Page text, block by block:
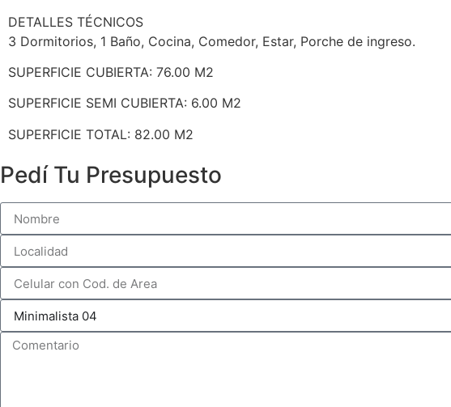
DETALLES TÉCNICOS
3 Dormitorios, 1 Baño, Cocina, Comedor, Estar, Porche de ingreso.
SUPERFICIE CUBIERTA: 76.00 M2
SUPERFICIE SEMI CUBIERTA: 6.00 M2
SUPERFICIE TOTAL: 82.00 M2
Pedí Tu Presupuesto